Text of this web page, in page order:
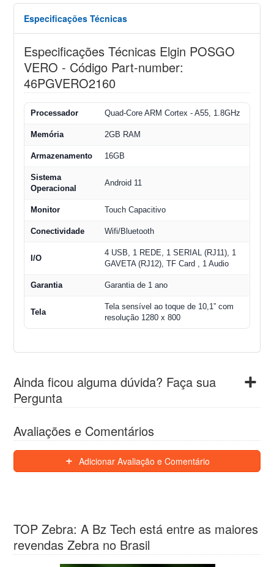
Especificações Técnicas
Especificações Técnicas Elgin POSGO
VERO - Código Part-number:
46PGVERO2160
Processador Quad-Core ARM Cortex - A55, 1.8GHz
Memória 2GB RAM
Armazenamento 16GB
Sistema
Operacional
Android 11
Monitor Touch Capacitivo
Conectividade Wifi/Bluetooth
I/O
4 USB, 1 REDE, 1 SERIAL (RJ11), 1
GAVETA (RJ12), TF Card , 1 Audio
Garantia Garantia de 1 ano
Tela
Tela sensível ao toque de 10,1” com
resolução 1280 x 800
Ainda ficou alguma dúvida? Faça sua
Pergunta
Avaliações e Comentários
Adicionar Avaliação e Comentário
TOP Zebra: A Bz Tech está entre as maiores
revendas Zebra no Brasil